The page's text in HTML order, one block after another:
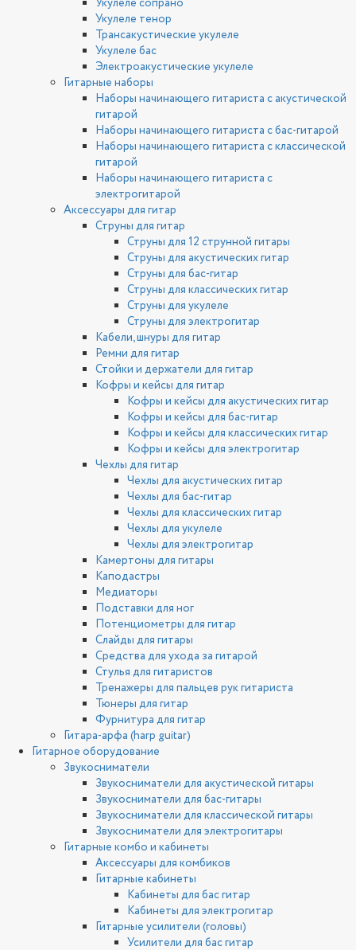
Укулеле сопрано
Укулеле тенор
Трансакустические укулеле
Укулеле бас
Электроакустические укулеле
Гитарные наборы
Наборы начинающего гитариста с акустической
гитарой
Наборы начинающего гитариста с бас-гитарой
Наборы начинающего гитариста с классической
гитарой
Наборы начинающего гитариста с
электрогитарой
Аксессуары для гитар
Струны для гитар
Струны для 12 струнной гитары
Струны для акустических гитар
Струны для бас-гитар
Струны для классических гитар
Струны для укулеле
Струны для электрогитар
Кабели, шнуры для гитар
Ремни для гитар
Стойки и держатели для гитар
Кофры и кейсы для гитар
Кофры и кейсы для акустических гитар
Кофры и кейсы для бас-гитар
Кофры и кейсы для классических гитар
Кофры и кейсы для электрогитар
Чехлы для гитар
Чехлы для акустических гитар
Чехлы для бас-гитар
Чехлы для классических гитар
Чехлы для укулеле
Чехлы для электрогитар
Камертоны для гитары
Каподастры
Медиаторы
Подставки для ног
Потенциометры для гитар
Слайды для гитары
Средства для ухода за гитарой
Стулья для гитаристов
Тренажеры для пальцев рук гитариста
Тюнеры для гитар
Фурнитура для гитар
Гитара-арфа (harp guitar)
Гитарное оборудование
Звукосниматели
Звукосниматели для акустической гитары
Звукосниматели для бас-гитары
Звукосниматели для классической гитары
Звукосниматели для электрогитары
Гитарные комбо и кабинеты
Аксессуары для комбиков
Гитарные кабинеты
Кабинеты для бас гитар
Кабинеты для электрогитар
Гитарные усилители (головы)
Усилители для бас гитар